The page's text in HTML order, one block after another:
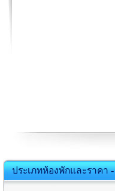
ประเภทห้องพักและราคา